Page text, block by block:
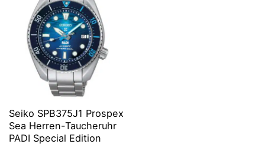
Seiko SPB375J1 Prospex
Sea Herren-Taucheruhr
PADI Special Edition